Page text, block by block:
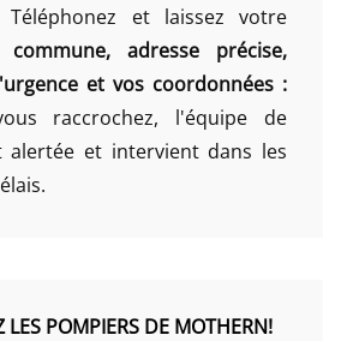
Téléphonez et laissez votre
commune, adresse précise,
et vos coordonnées :
raccrochez, l'équipe de
alertée et intervient dans les
LES POMPIERS DE MOTHERN!